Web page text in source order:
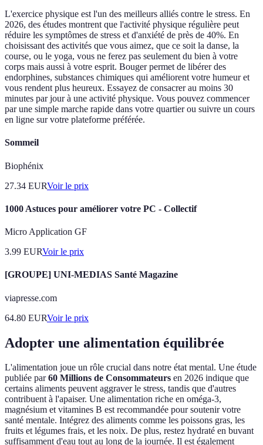
L'exercice physique est l'un des meilleurs alliés contre le stress. En
2026, des études montrent que l'activité physique régulière peut
réduire les symptômes de stress et d'anxiété de près de 40%. En
choisissant des activités que vous aimez, que ce soit la danse, la
course, ou le yoga, vous ne ferez pas seulement du bien à votre
corps mais aussi à votre esprit. Bouger permet de libérer des
endorphines, substances chimiques qui améliorent votre humeur et
vous rendent plus heureux. Essayez de consacrer au moins 30
minutes par jour à une activité physique. Vous pouvez commencer
par une simple marche rapide dans votre quartier ou suivre un cours
en ligne sur votre plateforme préférée.
Sommeil
Biophénix
27.34 EURVoir le prix
1000 Astuces pour améliorer votre PC - Collectif
Micro Application GF
3.99 EURVoir le prix
[GROUPE] UNI-MEDIAS Santé Magazine
viapresse.com
64.80 EURVoir le prix
Adopter une alimentation équilibrée
L'alimentation joue un rôle crucial dans notre état mental. Une étude
publiée par60 Millions de Consommateurs en 2026 indique que
certains aliments peuvent aggraver le stress, tandis que d'autres
contribuent à l'apaiser. Une alimentation riche en oméga-3,
magnésium et vitamines B est recommandée pour soutenir votre
santé mentale. Intégrez des aliments comme les poissons gras, les
fruits et légumes frais, et les noix. De plus, restez hydraté en buvant
suffisamment d'eau tout au long de la journée. Il est également